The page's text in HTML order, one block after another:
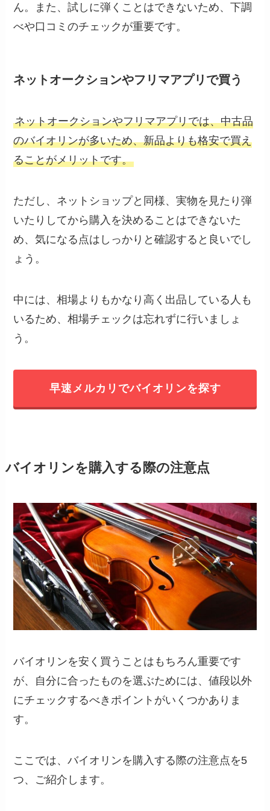
ん。また、試しに弾くことはできないため、下調
べや口コミのチェックが重要です。
ネットオークションやフリマアプリで買う
ネットオークションやフリマアプリでは、中古品
のバイオリンが多いため、新品よりも格安で買え
ることがメリットです。
ただし、ネットショップと同様、実物を見たり弾
いたりしてから購入を決めることはできないた
め、気になる点はしっかりと確認すると良いでし
ょう。
中には、相場よりもかなり高く出品している人も
いるため、相場チェックは忘れずに行いましょ
う。
早速メルカリでバイオリンを探す
バイオリンを購入する際の注意点
バイオリンを安く買うことはもちろん重要です
が、自分に合ったものを選ぶためには、値段以外
にチェックするべきポイントがいくつかありま
す。
ここでは、バイオリンを購入する際の注意点を5
つ、ご紹介します。